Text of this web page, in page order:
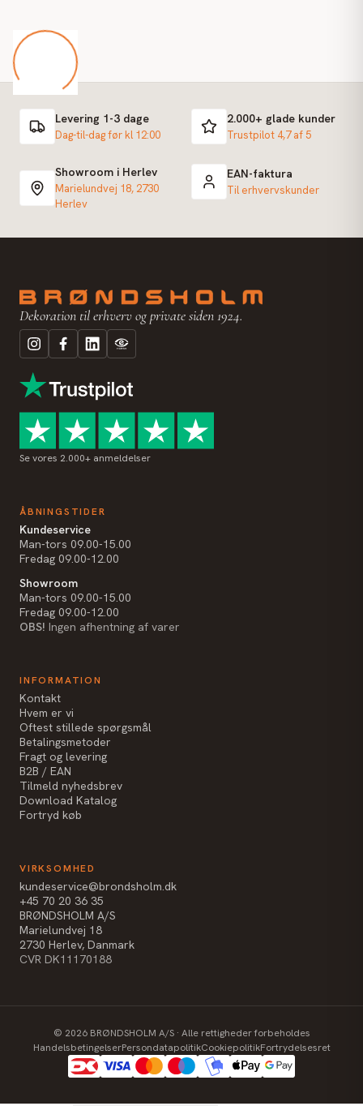
Levering 1-3 dage
Dag-til-dag før kl 12:00
2.000+ glade kunder
Trustpilot 4,7 af 5
Showroom i Herlev
Marielundvej 18, 2730
Herlev
EAN-faktura
Til erhvervskunder
Dekoration til erhverv og private siden 1924.
Se vores 2.000+ anmeldelser
ÅBNINGSTIDER
Kundeservice
Man-tors 09.00-15.00
Fredag 09.00-12.00
Showroom
Man-tors 09.00-15.00
Fredag 09.00-12.00
OBS! Ingen afhentning af varer
INFORMATION
Kontakt
Hvem er vi
Oftest stillede spørgsmål
Betalingsmetoder
Fragt og levering
B2B / EAN
Tilmeld nyhedsbrev
Download Katalog
Fortryd køb
VIRKSOMHED
kundeservice@brondsholm.dk
+45 70 20 36 35
BRØNDSHOLM A/S
Marielundvej 18
2730 Herlev, Danmark
CVR DK11170188
© 2026BRØNDSHOLM A/S · Alle rettigheder forbeholdes
HandelsbetingelserPersondatapolitikCookiepolitikFortrydelsesret